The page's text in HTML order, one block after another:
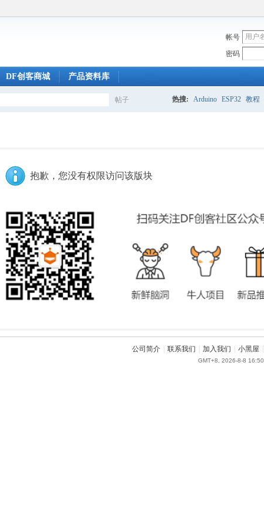
帐号
密码
DF创客商城 产品资料库
帖子 热搜: Arduino ESP32 教程
抱歉，您没有权限访问该版块
公司简介 联系我们 加入我们 小黑屋
GMT+8, 2026-8-8 16:50